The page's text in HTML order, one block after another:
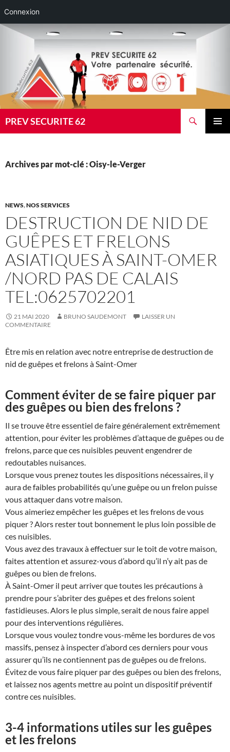
Connexion
Aller
PREV SECURITE 62
Archives par mot-clé : Oisy-le-Verger
NEWS,NOS SERVICES
DESTRUCTION DE NID DE
GUÊPES ET FRELONS
ASIATIQUES À SAINT-OMER
/NORD PAS DE CALAIS
TEL:0625702201
21 MAI 2020 BRUNO SAUDEMONT
LAISSER UN
COMMENTAIRE
Être mis en relation avec notre entreprise de destruction de
nid de guêpes et frelons à Saint-Omer
Comment éviter de se faire piquer par
des guêpes ou bien des frelons ?
Il se trouve être essentiel de faire généralement extrêmement
attention, pour éviter les problèmes d’attaque de guêpes ou de
frelons, parce que ces nuisibles peuvent engendrer de
redoutables nuisances.
Lorsque vous prenez toutes les dispositions nécessaires, il y
aura de faibles probabilités qu’une guêpe ou un frelon puisse
vous attaquer dans votre maison.
Vous aimeriez empêcher les guêpes et les frelons de vous
piquer ? Alors rester tout bonnement le plus loin possible de
ces nuisibles.
Vous avez des travaux à effectuer sur le toit de votre maison,
faites attention et assurez-vous d’abord qu’il n’y ait pas de
guêpes ou bien de frelons.
À Saint-Omer il peut arriver que toutes les précautions à
prendre pour s’abriter des guêpes et des frelons soient
fastidieuses. Alors le plus simple, serait de nous faire appel
pour des interventions régulières.
Lorsque vous voulez tondre vous-même les bordures de vos
massifs, pensez à inspecter d’abord ces derniers pour vous
assurer qu’ils ne contiennent pas de guêpes ou de frelons.
Évitez de vous faire piquer par des guêpes ou bien des frelons,
et laissez nos agents mettre au point un dispositif préventif
contre ces nuisibles.
3-4 informations utiles sur les guêpes
et les frelons